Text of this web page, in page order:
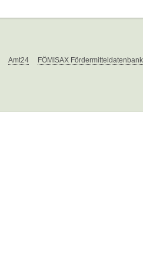
Amt24 FÖMISAX Fördermitteldatenbank